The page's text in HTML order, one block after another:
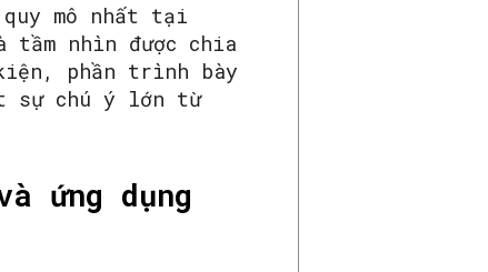
quy mô nhất tại
nhìn được chia
phần trình bày
sự chú ý lớn từ
ứng dụng